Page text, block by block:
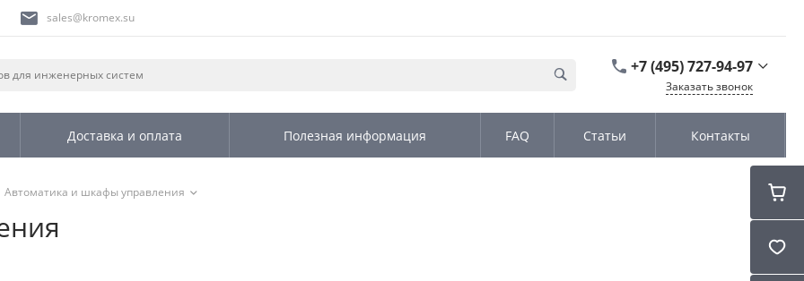
sales@kromex.su
+7 (495) 727-94-97
Заказать звонок
Доставка и оплата Полезная информация FAQ Статьи Контакты
Автоматика и шкафы управления